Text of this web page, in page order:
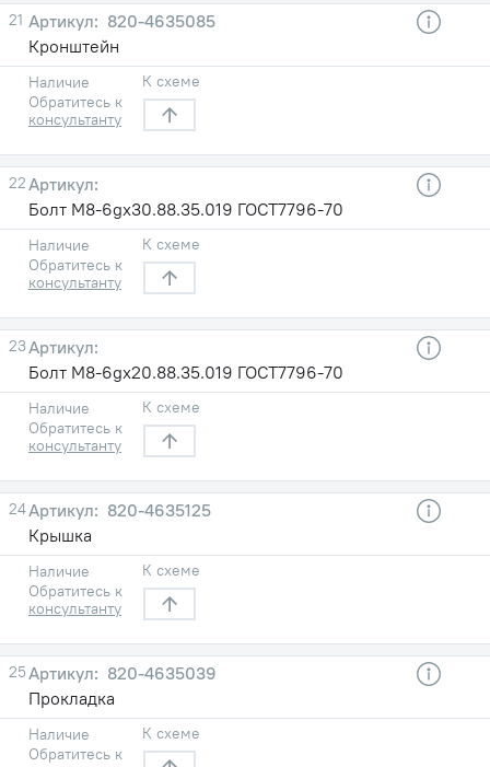
21
820-4635085
Кронштейн
Наличие
Обратитесь к
консультанту
К схеме
22
Болт М8-6gх30.88.35.019 ГОСТ7796-70
Наличие
Обратитесь к
консультанту
К схеме
23
Болт М8-6gх20.88.35.019 ГОСТ7796-70
Наличие
Обратитесь к
консультанту
К схеме
24
820-4635125
Крышка
Наличие
Обратитесь к
консультанту
К схеме
25
820-4635039
Прокладка
Наличие
Обратитесь к
К схеме